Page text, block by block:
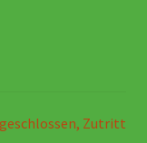
Zutritt